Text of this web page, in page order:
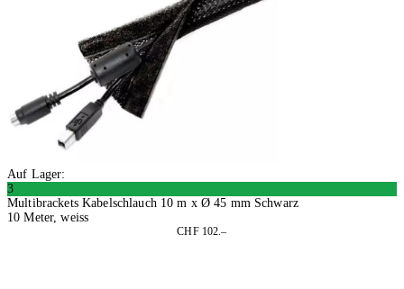
Auf Lager:
3
Multibrackets Kabelschlauch 10 m x Ø 45 mm Schwarz
10 Meter, weiss
CHF 102.–